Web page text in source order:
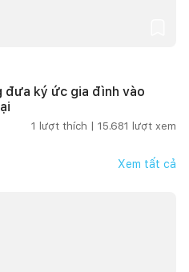
đưa ký ức gia đình vào
1 lượt thích | 15.681 lượt xem
Xem tất cả